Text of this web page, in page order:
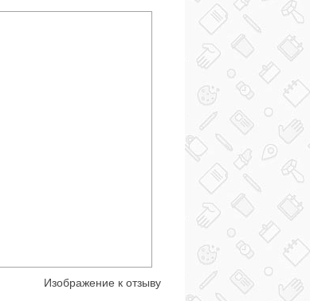
Изображение к отзыву